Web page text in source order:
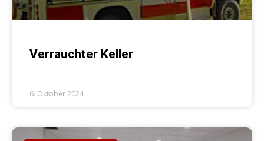
Verrauchter Keller
6. Oktober 2024